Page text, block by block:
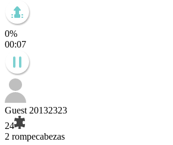
0%
00:10
Guest 20132323
24
2 rompecabezas